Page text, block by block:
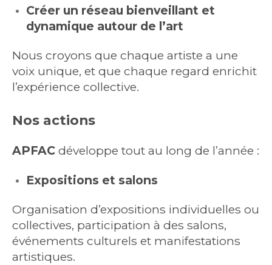
Créer un réseau bienveillant et
dynamique autour de l’art
Nous croyons que chaque artiste a une
voix unique, et que chaque regard enrichit
l’expérience collective.
Nos actions
APFAC développe tout au long de l’année :
Expositions et salons
Organisation d’expositions individuelles ou
collectives, participation à des salons,
événements culturels et manifestations
artistiques.